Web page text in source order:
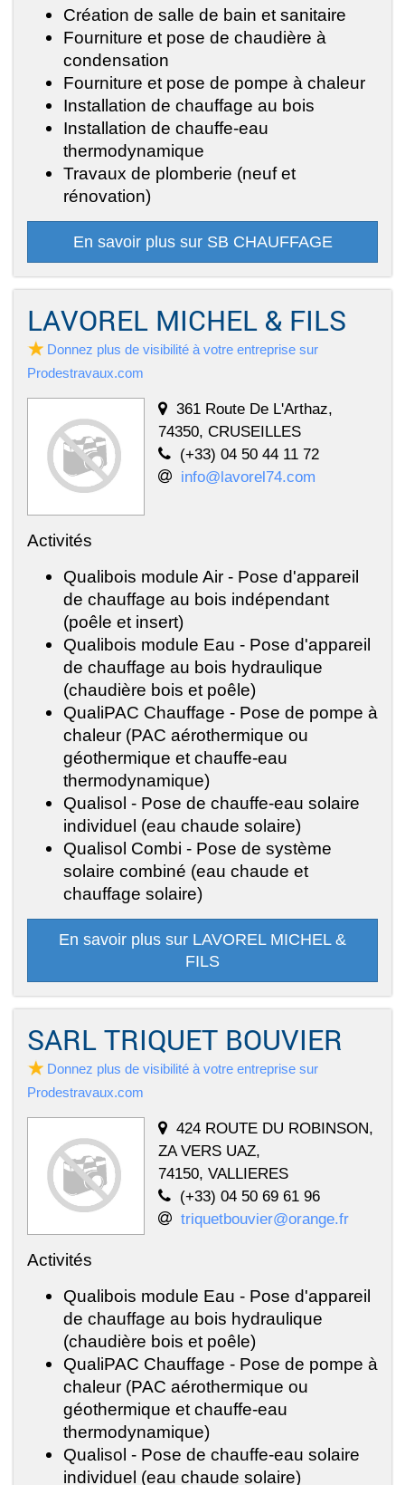
Création de salle de bain et sanitaire
Fourniture et pose de chaudière à
condensation
Fourniture et pose de pompe à chaleur
Installation de chauffage au bois
Installation de chauffe-eau
thermodynamique
Travaux de plomberie (neuf et
rénovation)
En savoir plus sur SB CHAUFFAGE
LAVOREL MICHEL & FILS
Donnez plus de visibilité à votre entreprise sur
Prodestravaux.com
361 Route De L'Arthaz,
74350, CRUSEILLES
(+33) 04 50 44 11 72
info@lavorel74.com
Activités
Qualibois module Air - Pose d'appareil
de chauffage au bois indépendant
(poêle et insert)
Qualibois module Eau - Pose d'appareil
de chauffage au bois hydraulique
(chaudière bois et poêle)
QualiPAC Chauffage - Pose de pompe à
chaleur (PAC aérothermique ou
géothermique et chauffe-eau
thermodynamique)
Qualisol - Pose de chauffe-eau solaire
individuel (eau chaude solaire)
Qualisol Combi - Pose de système
solaire combiné (eau chaude et
chauffage solaire)
En savoir plus sur LAVOREL MICHEL &
FILS
SARL TRIQUET BOUVIER
Donnez plus de visibilité à votre entreprise sur
Prodestravaux.com
424 ROUTE DU ROBINSON,
ZA VERS UAZ,
74150, VALLIERES
(+33) 04 50 69 61 96
triquetbouvier@orange.fr
Activités
Qualibois module Eau - Pose d'appareil
de chauffage au bois hydraulique
(chaudière bois et poêle)
QualiPAC Chauffage - Pose de pompe à
chaleur (PAC aérothermique ou
géothermique et chauffe-eau
thermodynamique)
Qualisol - Pose de chauffe-eau solaire
individuel (eau chaude solaire)